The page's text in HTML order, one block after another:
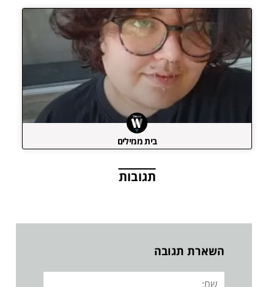
בית ממילים
תגובות
השארת תגובה
שם: